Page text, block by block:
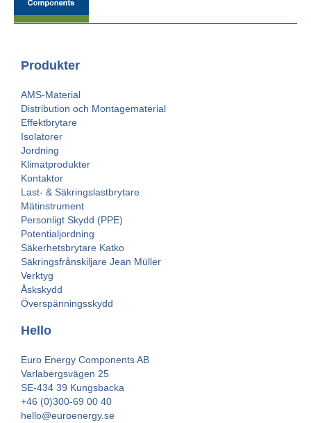
Produkter
AMS-Material
Distribution och Montagematerial
Effektbrytare
Isolatorer
Jordning
Klimatprodukter
Kontaktor
Last- & Säkringslastbrytare
Mätinstrument
Personligt Skydd (PPE)
Potentialjordning
Säkerhetsbrytare Katko
Säkringsfrånskiljare Jean Müller
Verktyg
Åskskydd
Överspänningsskydd
Hello
Euro Energy Components AB
Varlabergsvägen 25
SE-434 39 Kungsbacka
+46 (0)300-69 00 40
hello@euroenergy.se